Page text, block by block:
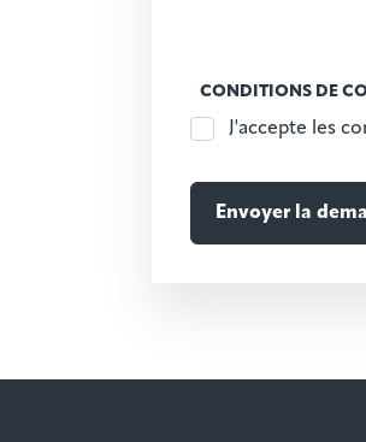
CONDITIONS DE
J'accepte les